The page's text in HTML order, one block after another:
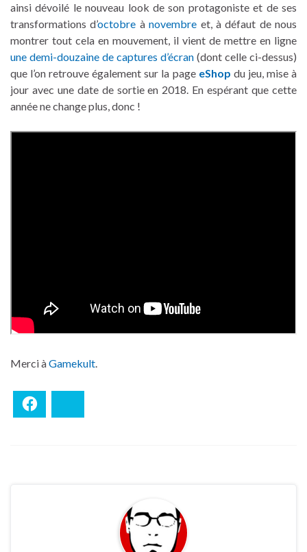
ainsi dévoilé le nouveau look de son protagoniste et de ses
transformations d’octobre ànovembre et, à défaut de nous
montrer tout cela en mouvement, il vient de mettre en ligne
une demi-douzaine de captures d’écran (dont celle ci-dessus)
que l’on retrouve également sur la page eShop du jeu, mise à
jour avec une date de sortie en 2018. En espérant que cette
année ne change plus, donc !
Merci àGamekult.